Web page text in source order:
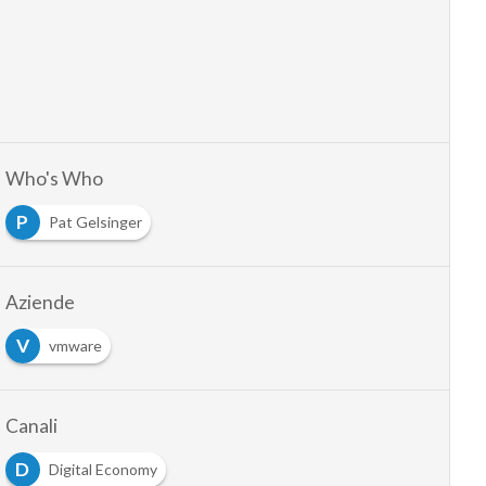
Who's Who
P
Pat Gelsinger
Aziende
V
vmware
Canali
D
Digital Economy